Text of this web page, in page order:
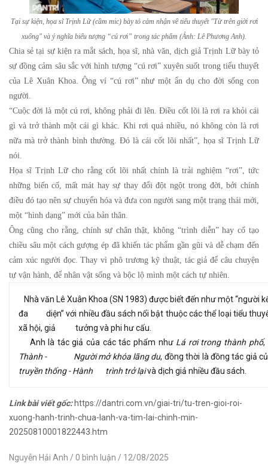
Tại sự kiện, họa sĩ Trịnh Lữ (cầm mic) bày tỏ cảm nhận về tiểu thuyết "Từ trên giời rơi
xuống" và ý nghĩa biểu tượng “cú rơi” trong tác phẩm (Ảnh: Lê Phương Anh).
Chia sẻ tại sự kiện ra mắt sách, họa sĩ, nhà văn, dịch giả Trịnh Lữ bày tỏ
sự đồng cảm sâu sắc với hình tượng “cú rơi” xuyên suốt trong tiểu thuyết
của Lê Xuân Khoa. Ông ví “cú rơi” như một ẩn dụ cho đời sống con
người.
“Cuộc đời là một cú rơi, không phải đi lên. Điều cốt lõi là rơi ra khỏi cái
gì và trở thành một cái gì khác. Khi rơi quá nhiều, nó không còn là rơi
nữa mà trở thành bình thường. Đó là cái cốt lõi nhất”, họa sĩ Trịnh Lữ
nói.
Họa sĩ Trịnh Lữ cho rằng cốt lõi nhất chính là trải nghiệm “rơi”, tức
những biến cố, mất mát hay sự thay đổi đột ngột trong đời, bởi chính
điều đó tạo nên sự chuyển hóa và đưa con người sang một trạng thái mới,
một “hình dạng” mới của bản thân.
Ông cũng cho rằng, chính sự chân thật, không “trình diễn” hay cố tạo
chiều sâu một cách gượng ép đã khiến tác phẩm gần gũi và dễ chạm đến
cảm xúc người đọc. Thay vì phô trương kỹ thuật, tác giả để câu chuyện
tự vận hành, để nhân vật sống và bộc lộ mình một cách tự nhiên.
Nhà văn Lê Xuân Khoa (SN 1983) được biết đến như một “người
đa diện” với nhiều đầu sách nổi bật thuộc các thể loại tiểu
xã hội, giả tưởng và phi hư cấu.
Anh là tác giả của các tác phẩm như Lá rơi trong thành phố,
Thành - Người mở khóa lãng du, đồng thời là đồng tác giả
truyền thống - Hành trình trở lạivà dịch giả nhiều đầu sách.
Link bài viết gốc:https://dantri.com.vn/giai-tri/tu-tren-gioi-roi-
xuong-hanh-trinh-chua-lanh-va-tim-lai-chinh-min-
20250810001822443.htm
Nguyễn Hải Anh / 0 bình luận / 12/08/2025